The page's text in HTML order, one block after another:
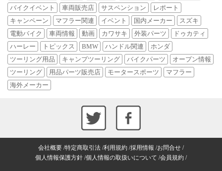
バイクイベント
車両販売店 サスペンション
レポート
キャンペーン
マフラー関連 イベント 国内メーカー
スズキ
電動バイク
車両情報 動画 カワサキ 外装パーツ
ドゥカティ
ハーレー
トピックス BMW ハンドル関連
ホンダ
ツーリング用品
キャンプツーリング バイクパーツ
オープン情報
ツーリング
用品パーツ販売店 モータースポーツ
マフラー
海外メーカー
会社概要 特定商取引法 利用規約 採用情報 お問合せ
個人情報保護方針 個人情報の取扱いについて 会員規約